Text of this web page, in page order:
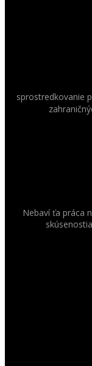
sprostredkovanie
Nebaví ťa práca